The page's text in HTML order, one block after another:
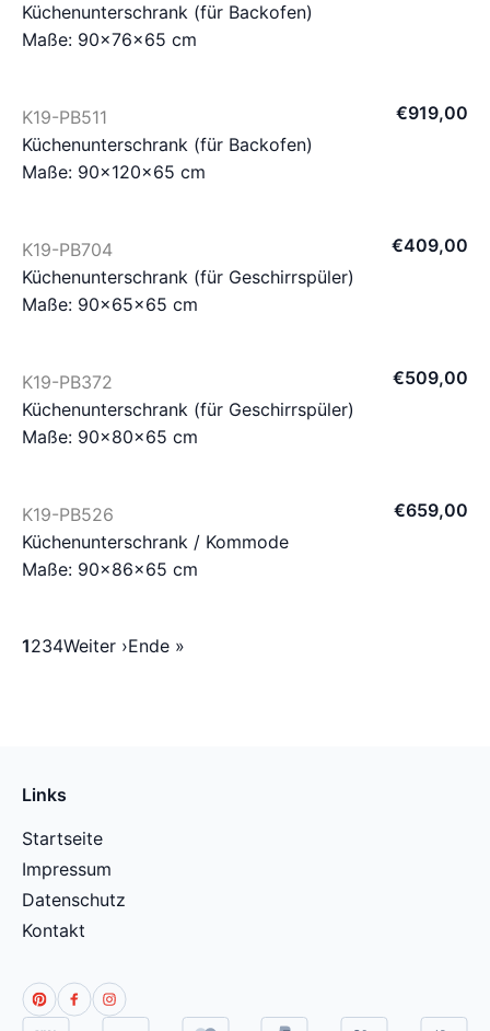
Küchenunterschrank (für Backofen)
Maße: 90×76×65 cm
K19-PB511 €919,00
Küchenunterschrank (für Backofen)
Maße: 90×120×65 cm
K19-PB704 €409,00
Küchenunterschrank (für Geschirrspüler)
Maße: 90×65×65 cm
K19-PB372 €509,00
Küchenunterschrank (für Geschirrspüler)
Maße: 90×80×65 cm
K19-PB526 €659,00
Küchenunterschrank / Kommode
Maße: 90×86×65 cm
1234Weiter ›Ende »
Links
Startseite
Impressum
Datenschutz
Kontakt